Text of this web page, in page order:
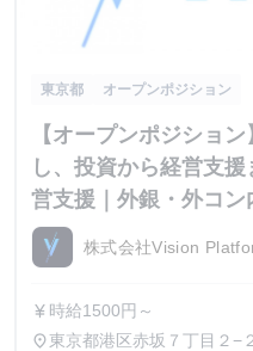
東京都 オープンポジション
【オープンポジショ
し、投資から経営支
営支援｜外銀・外コ
ン生が集結
株式会社Vision
currency_yen 時給1500円～
place東京都港区赤坂７丁目２−